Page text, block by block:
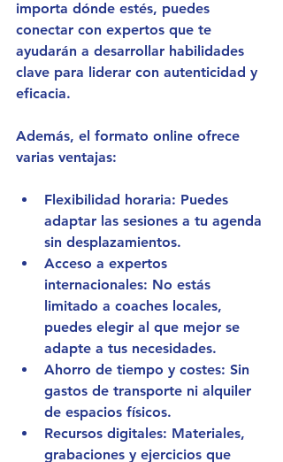
importa dónde estés, puedes
conectar con expertos que te
ayudarán a desarrollar habilidades
clave para liderar con autenticidad y
eficacia.
Además, el formato online ofrece
varias ventajas:
Flexibilidad horaria: Puedes
adaptar las sesiones a tu agenda
sin desplazamientos.
Acceso a expertos
internacionales: No estás
limitado a coaches locales,
puedes elegir al que mejor se
adapte a tus necesidades.
Ahorro de tiempo y costes: Sin
gastos de transporte ni alquiler
de espacios físicos.
Recursos digitales: Materiales,
grabaciones y ejercicios que